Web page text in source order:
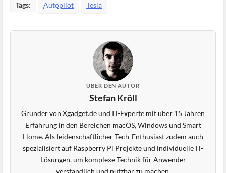
Tags: Autopilot Tesla
ÜBER DEN AUTOR
Stefan Kröll
Gründer von Xgadget.de und IT-Experte mit über 15 Jahren
Erfahrung in den Bereichen macOS, Windows und Smart
Home. Als leidenschaftlicher Tech-Enthusiast zudem auch
spezialisiert auf Raspberry Pi Projekte und individuelle IT-
Lösungen, um komplexe Technik für Anwender